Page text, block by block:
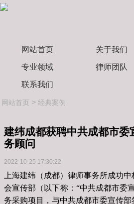
网站首页 关于我们
专业领域 律师团队
联系我们
网站首页 > 经典案例
建纬成都获聘中共成都市委
务顾问
2022-10-25 17:30:22
上海建纬（成都）律师事务所成功
会宣传部（以下称：“中共成都市委
务采购项目，与中共成都市委宣传部